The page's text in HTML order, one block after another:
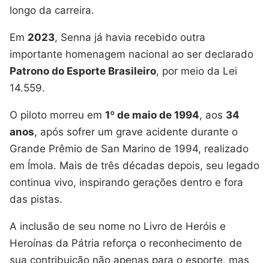
longo da carreira.
Em 2023, Senna já havia recebido outra
importante homenagem nacional ao ser declarado
Patrono do Esporte Brasileiro, por meio da Lei
14.559.
O piloto morreu em 1º de maio de 1994, aos 34
anos, após sofrer um grave acidente durante o
Grande Prêmio de San Marino de 1994, realizado
em Ímola. Mais de três décadas depois, seu legado
continua vivo, inspirando gerações dentro e fora
das pistas.
A inclusão de seu nome no Livro de Heróis e
Heroínas da Pátria reforça o reconhecimento de
sua contribuição não apenas para o esporte, mas